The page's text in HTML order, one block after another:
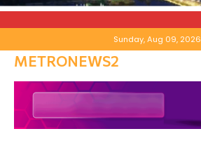
to
content
Sunday, Aug 09, 2026
METRONEWS2